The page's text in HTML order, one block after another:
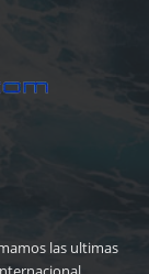
las ultimas